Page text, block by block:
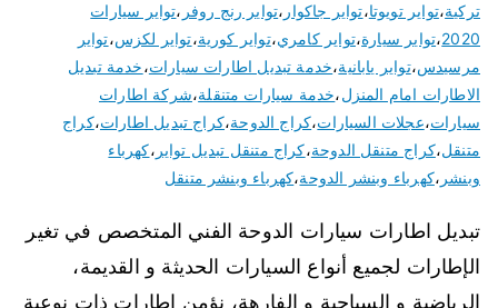
تركية،تواير تويوتا،تواير جاكوار ،تواير رنج روفر ،تواير سيارات
2020،تواير سيارة،تواير كامري،تواير كورية،تواير لكزس،تواير
مرسيدس،تواير يابانية،خدمة تبديل اطارات سيارات،خدمة تبديل
الاطارات امام المنزل،خدمة سيارات متنقلة،شركة اطارات
سيارات،عجلات السيارات،كراج الدوحة،كراج تبديل اطارات،كراج
متنقل،كراج متنقل الدوحة،كراج متنقل تبديل تواير ،كهرباء
وبنشر ،كهرباء وبنشر الدوحة،كهرباء وبنشر متنقل
تبديل اطارات سيارات الدوحة الفني المتخصص في تغير
الإطارات لجميع أنواع السيارات الحديثة و القديمة،
الرياضية و السياحية و الفارهة، نؤمن إطارات ذات نوعية